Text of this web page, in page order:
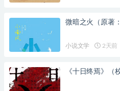
微暗之火（原著
小说文学 2天前
《十日终焉》（